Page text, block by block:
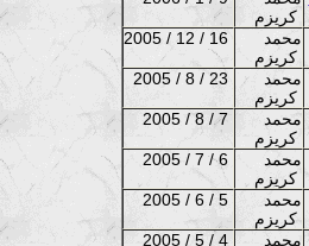
كريزم
2005 / 12 / 16
محمد
كريزم
2005 / 8 / 23
محمد
كريزم
2005 / 8 / 7
محمد
كريزم
2005 / 7 / 6
محمد
كريزم
2005 / 6 / 5
محمد
كريزم
2005 / 5 / 4
محمد